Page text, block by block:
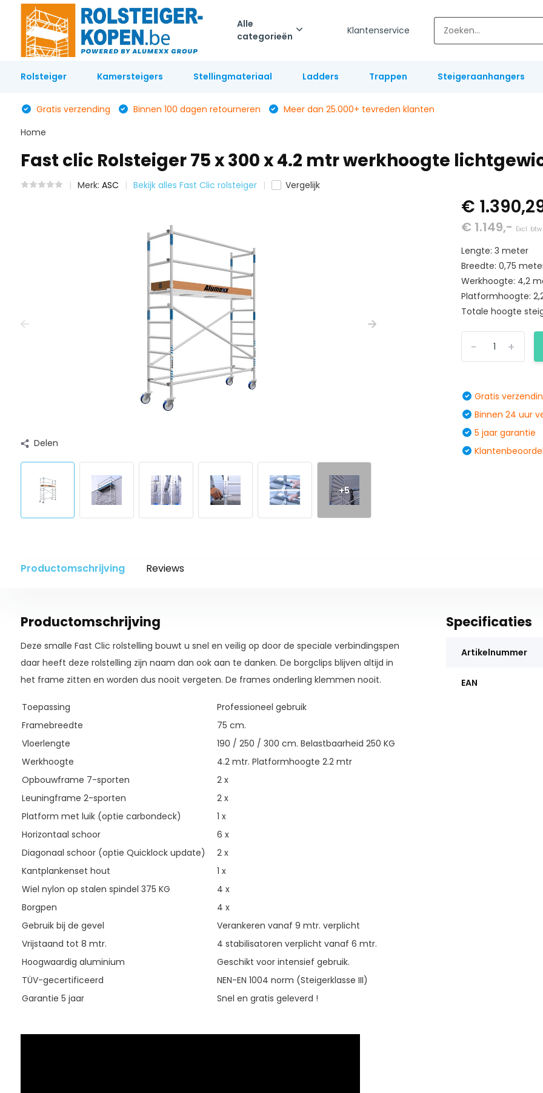
Alle
categorieën
Klantenservice
Rolsteiger Kamersteigers Stellingmateriaal Ladders Trappen Steigeraanhangers
Gratis verzending Binnen 100 dagen retourneren
Meer dan 25.000+ tevreden klanten
Home
Fast clic Rolsteiger 75 x 300 x 4.2 mtr werkhoogte
Merk: ASC Bekijk alles Fast Clic rolsteiger Vergelijk
Delen
+5
€
€ 1.149,- Excl. btw
Lengte: 3 meter
Breedte: 0,75
Werkhoogte: 4,2
Platformhoogte:
Totale hoogte
+
-
Gratis
Binnen 24 uur
5 jaar garantie
Productomschrijving Reviews
Productomschrijving
Deze smalle Fast Clic rolstelling bouwt u snel en veilig op door de speciale verbindingspen
daar heeft deze rolstelling zijn naam dan ook aan te danken. De borgclips blijven altijd in
het frame zitten en worden dus nooit vergeten. De frames onderling klemmen nooit.
Toepassing
Professioneel gebruik
Framebreedte
75 cm.
Vloerlengte
190 / 250 / 300 cm. Belastbaarheid 250 KG
Werkhoogte
4.2 mtr. Platformhoogte 2.2 mtr
Opbouwframe 7-sporten
2 x
Leuningframe 2-sporten
2 x
Platform met luik (optie carbondeck)
1 x
Horizontaal schoor
6 x
Diagonaal schoor (optie Quicklock update)
2 x
Kantplankenset hout
1 x
Wiel nylon op stalen spindel 375 KG
4 x
Borgpen
4 x
Gebruik bij de gevel
Verankeren vanaf 9 mtr. verplicht
Vrijstaand tot 8 mtr.
4 stabilisatoren verplicht vanaf 6 mtr.
Hoogwaardig aluminium
Geschikt voor intensief gebruik.
TÜV-gecertificeerd
NEN-EN 1004 norm (Steigerklasse III)
Garantie 5 jaar
Snel en gratis geleverd !
Specificaties
Artikelnummer
EAN